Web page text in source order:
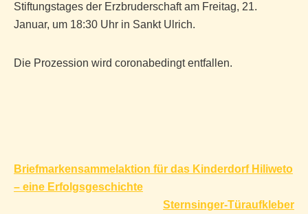
Stiftungstages der Erzbruderschaft am Freitag, 21.
Januar, um 18:30 Uhr in Sankt Ulrich.
Die Prozession wird coronabedingt entfallen.
Beitragsnavigation
Briefmarkensammelaktion für das Kinderdorf Hiliweto
– eine Erfolgsgeschichte
Sternsinger-Türaufkleber